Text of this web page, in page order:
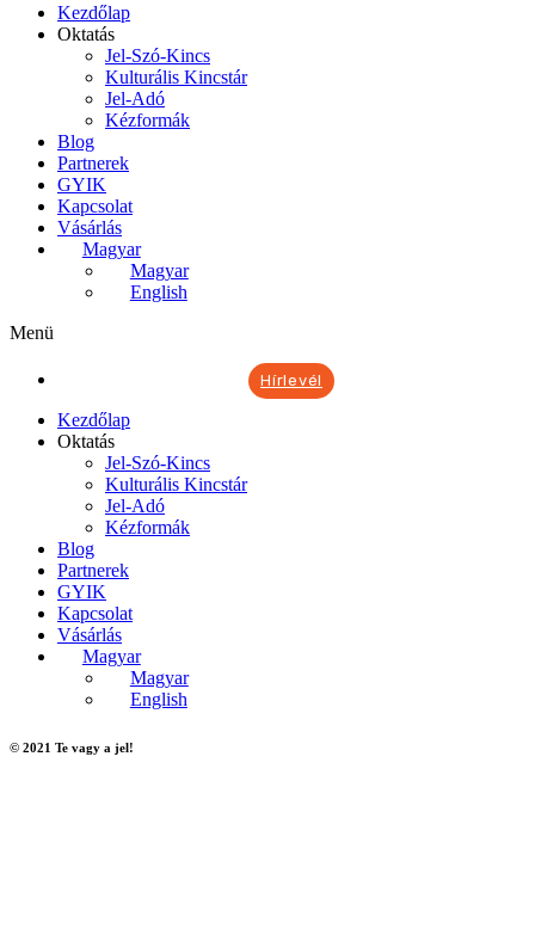
Kezdőlap
Oktatás
Jel-Szó-Kincs
Kulturális Kincstár
Jel-Adó
Kézformák
Blog
Partnerek
GYIK
Kapcsolat
Vásárlás
Magyar
Magyar
English
Menü
Hírlevél
Kezdőlap
Oktatás
Jel-Szó-Kincs
Kulturális Kincstár
Jel-Adó
Kézformák
Blog
Partnerek
GYIK
Kapcsolat
Vásárlás
Magyar
Magyar
English
© 2021 Te vagy a jel!